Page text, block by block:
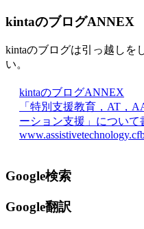
kintaのブログANNEX
kintaのブログは引っ越しを
い。
kintaのブログANNEX
「特別支援教育，AT，
ーション支援」について
Google検索
Google翻訳